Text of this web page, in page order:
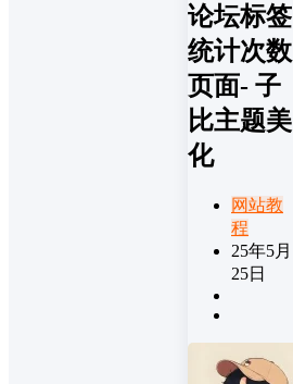
论坛标签
统计次数
页面- 子
比主题美
化
网站教
程
25年5月
25日